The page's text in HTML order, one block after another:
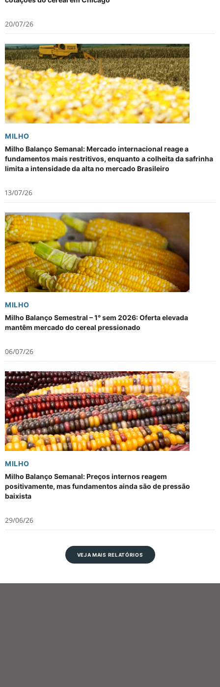
20/07/26
MILHO
Milho Balanço Semanal: Mercado internacional reage a
fundamentos mais restritivos, enquanto a colheita da safrinha
limita a intensidade da alta no mercado Brasileiro
13/07/26
MILHO
Milho Balanço Semestral – 1° sem 2026: Oferta elevada
mantêm mercado do cereal pressionado
06/07/26
MILHO
Milho Balanço Semanal: Preços internos reagem
positivamente, mas fundamentos ainda são de pressão
baixista
29/06/26
VEJA MAIS RELATÓRIOS